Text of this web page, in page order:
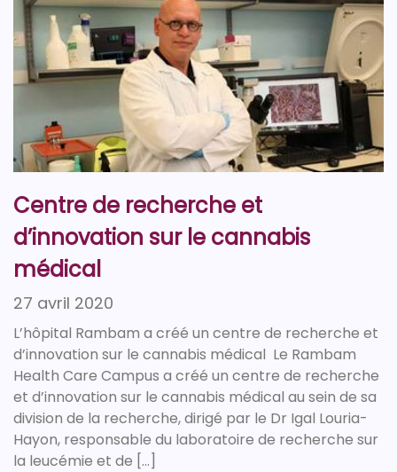
Centre de recherche et
d’innovation sur le cannabis
médical
27 avril 2020
L’hôpital Rambam a créé un centre de recherche et
d’innovation sur le cannabis médical Le Rambam
Health Care Campus a créé un centre de recherche
et d’innovation sur le cannabis médical au sein de sa
division de la recherche, dirigé par le Dr Igal Louria-
Hayon, responsable du laboratoire de recherche sur
la leucémie et de […]